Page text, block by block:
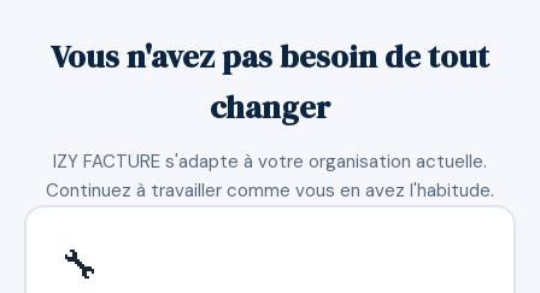
Vous n'avez pas besoin de tout
changer
IZY FACTURE s'adapte à votre organisation actuelle.
Continuez à travailler comme vous en avez l'habitude.
🔧